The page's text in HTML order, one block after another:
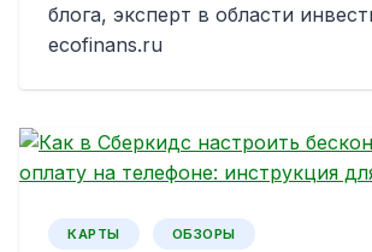
блога, эксперт в области
ecofinans.ru
КАРТЫ ОБЗОРЫ